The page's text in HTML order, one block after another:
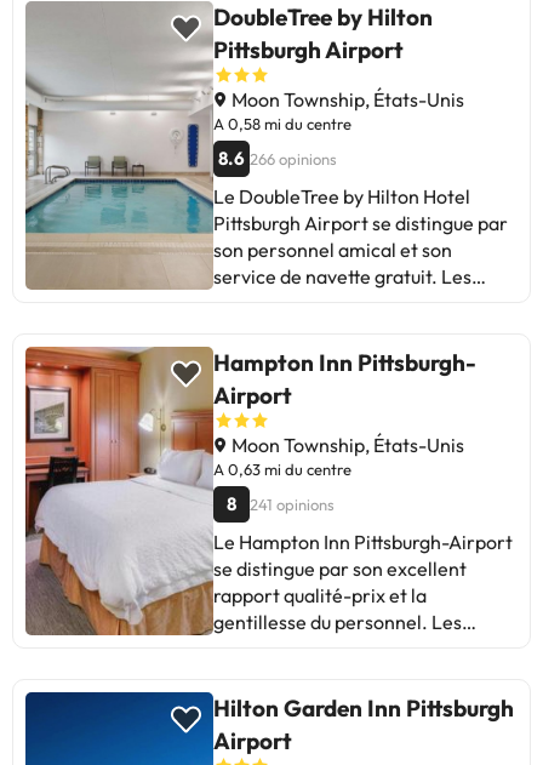
DoubleTree by Hilton
Pittsburgh Airport
Moon Township, États-Unis
A 0,58 mi du centre
8.6 266 opinions
Le DoubleTree by Hilton Hotel
Pittsburgh Airport se distingue par
son personnel amical et son
service de navette gratuit. Les
l'aéroport. Certaines avis
mentionnent des problèmes de
propreté et de bruit. Malgré cela, la
plupart louent l'attention du
personnel, la facilité du check-in et
la qualité du service. Idéal pour les
voyageurs à la recherche de
confort et de proximité avec
l'aéroport.
Hampton Inn Pittsburgh-
Airport
Moon Township, États-Unis
A 0,63 mi du centre
8 241 opinions
Le Hampton Inn Pittsburgh-Airport
se distingue par son excellent
rapport qualité-prix et la
gentillesse du personnel. Les
Déjeuner. Certains mentionnent
des problèmes de propreté des
chambres et l'état de certaines
Hilton Garden Inn Pittsburgh
Airport